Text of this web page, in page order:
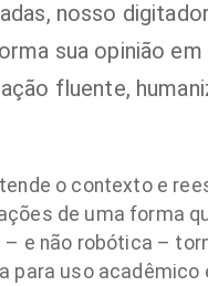
nosso
sua opinião
fluente,
o contexto e
de uma forma
– e não robótica –
para uso acadêmico